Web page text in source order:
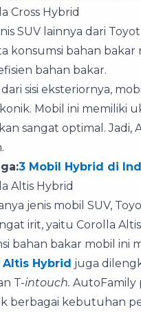
Cross Hybrid
SUV lainnya dari
konsumsi bahan bakar
bahan bakar.
sisi eksteriornya,
Mobil ini memiliki
sangat optimal. Jadi,
3 Mobil Hybrid di
Altis Hybrid
jenis mobil SUV,
irit, yaitu Corolla
bahan bakar mobil ini
Altis Hybrid juga
T-intouch. AutoFamily
berbagai kebutuhan